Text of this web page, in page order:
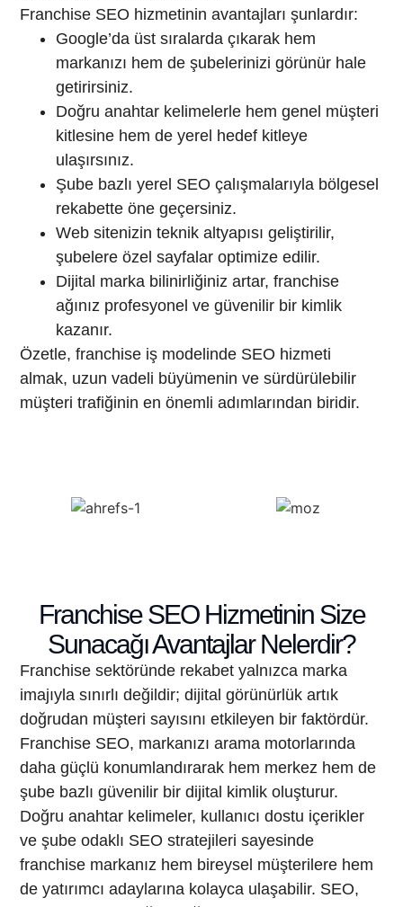
Franchise SEO hizmetinin avantajları şunlardır:
Google’da üst sıralarda çıkarak hem
markanızı hem de şubelerinizi görünür hale
getirirsiniz.
Doğru anahtar kelimelerle hem genel müşteri
kitlesine hem de yerel hedef kitleye
ulaşırsınız.
Şube bazlı yerel SEO çalışmalarıyla bölgesel
rekabette öne geçersiniz.
Web sitenizin teknik altyapısı geliştirilir,
şubelere özel sayfalar optimize edilir.
Dijital marka bilinirliğiniz artar, franchise
ağınız profesyonel ve güvenilir bir kimlik
kazanır.
Özetle, franchise iş modelinde SEO hizmeti
almak, uzun vadeli büyümenin ve sürdürülebilir
müşteri trafiğinin en önemli adımlarından biridir.
Franchise SEO Hizmetinin Size
Sunacağı Avantajlar Nelerdir?
Franchise sektöründe rekabet yalnızca marka
imajıyla sınırlı değildir; dijital görünürlük artık
doğrudan müşteri sayısını etkileyen bir faktördür.
Franchise SEO, markanızı arama motorlarında
daha güçlü konumlandırarak hem merkez hem de
şube bazlı güvenilir bir dijital kimlik oluşturur.
Doğru anahtar kelimeler, kullanıcı dostu içerikler
ve şube odaklı SEO stratejileri sayesinde
franchise markanız hem bireysel müşterilere hem
de yatırımcı adaylarına kolayca ulaşabilir. SEO,